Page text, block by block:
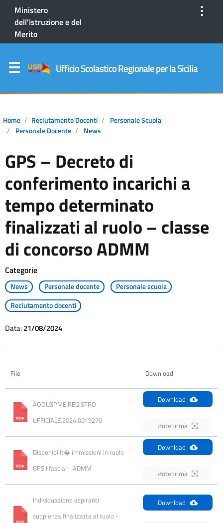
Ministero
dell'Istruzione e del
Merito
⋮
Ufficio Scolastico Regionale per la Sicilia
Home Reclutamento Docenti
Personale Scuola
Personale Docente
News
GPS – Decreto di
conferimento incarichi a
tempo determinato
finalizzati al ruolo – classe
di concorso ADMM
Categorie
News Personale docente
Personale scuola
Reclutamento docenti
Data:21/08/2024
File Download
AOOUSPME.REGISTRO
UFFICIALE.2024.0019270
Download
Anteprima
Disponibilit� immissioni in ruolo
GPS I fascia -  ADMM
Download
Anteprima
Individuazione aspiranti
supplenza finalizzata al ruolo -
Download